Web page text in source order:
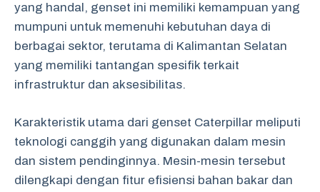
yang handal, genset ini memiliki kemampuan yang
mumpuni untuk memenuhi kebutuhan daya di
berbagai sektor, terutama di Kalimantan Selatan
yang memiliki tantangan spesifik terkait
infrastruktur dan aksesibilitas.
Karakteristik utama dari genset Caterpillar meliputi
teknologi canggih yang digunakan dalam mesin
dan sistem pendinginnya. Mesin-mesin tersebut
dilengkapi dengan fitur efisiensi bahan bakar dan